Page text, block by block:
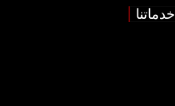
خدماتنا